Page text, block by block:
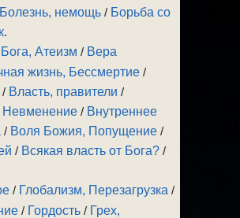
Болезнь, немощь / Борьба со
.
Атеизм / Вера
жизнь, Бессмертие /
/ Власть, правители /
Невменение / Внутреннее
/ Воля Божия, Попущение /
/ Всякая власть от Бога? /
/ Глобализм, Перезагрузка /
/ Гордость / Грех,